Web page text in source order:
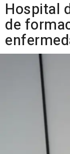
Hospital
de